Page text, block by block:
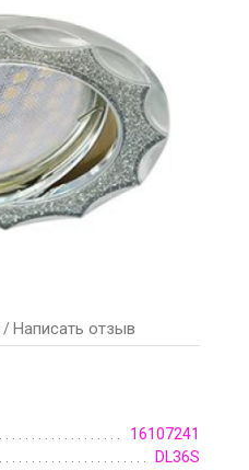
/Написать отзыв
16107241
DL36S